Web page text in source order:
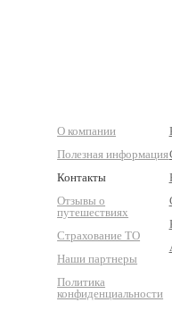
О компании
Полезная информация
Контакты
Отзывы о
путешествиях
Страхование ТО
Наши партнеры
Политика
конфиденциальности